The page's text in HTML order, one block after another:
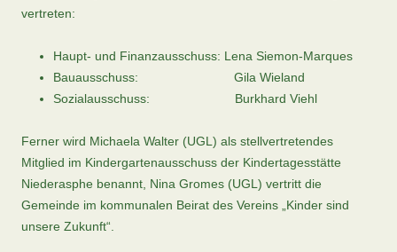
vertreten:
Haupt- und Finanzausschuss: Lena Siemon-Marques
Bauausschuss: Gila Wieland
Sozialausschuss: Burkhard Viehl
Ferner wird Michaela Walter (UGL) als stellvertretendes
Mitglied im Kindergartenausschuss der Kindertagesstätte
Niederasphe benannt, Nina Gromes (UGL) vertritt die
Gemeinde im kommunalen Beirat des Vereins „Kinder sind
unsere Zukunft“.